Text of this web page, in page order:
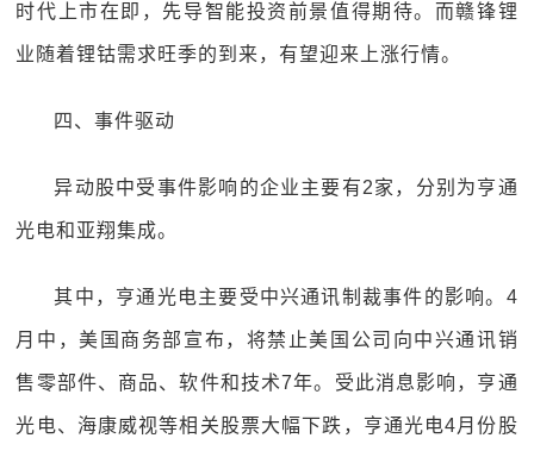
时代上市在即，先导智能投资前景值得期待。而赣锋锂
业随着锂钴需求旺季的到来，有望迎来上涨行情。
四、事件驱动
异动股中受事件影响的企业主要有2家，分别为亨通
光电和亚翔集成。
其中，亨通光电主要受中兴通讯制裁事件的影响。4
月中，美国商务部宣布，将禁止美国公司向中兴通讯销
售零部件、商品、软件和技术7年。受此消息影响，亨通
光电、海康威视等相关股票大幅下跌，亨通光电4月份股